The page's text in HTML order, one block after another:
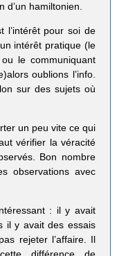
hamiltonien.
l’intérêt pour soi de
intérêt pratique (le
le communiquant
oublions l’info.
sur des sujets où
un peu vite ce qui
vérifier la véracité
Bon nombre
observations avec
: il y avait
il y avait des essais
rejeter l’affaire. Il